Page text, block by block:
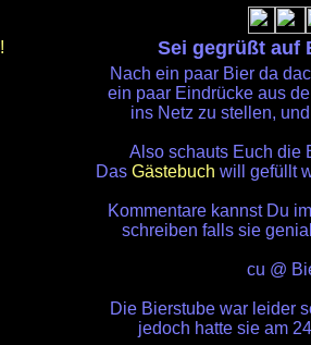
Sei gegrüßt auf
Nach ein paar Bier da
ein paar Eindrücke aus
ins Netz zu stellen,
Also schauts Euch die
Das Gästebuch will gefüllt
Kommentare kannst Du
schreiben falls sie
cu @
Die Bierstube war leider
jedoch hatte sie am